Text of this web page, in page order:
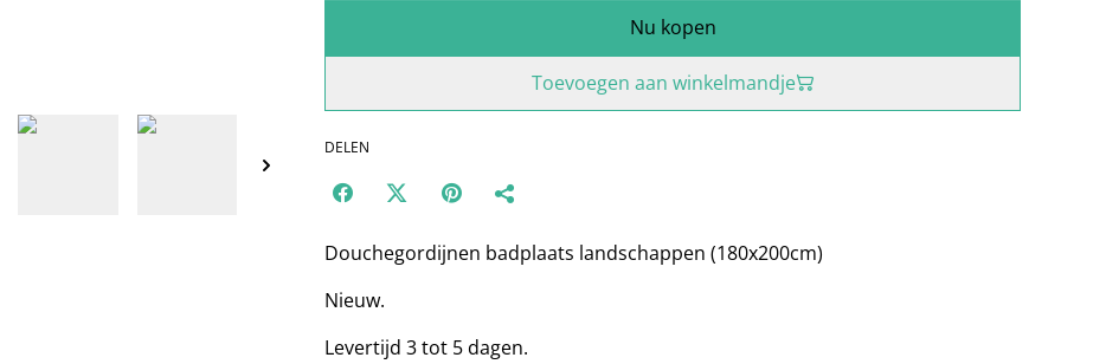
Nu kopen
Toevoegen aan winkelmandje
DELEN
Douchegordijnen badplaats landschappen (180x200cm)
Nieuw.
Levertijd 3 tot 5 dagen.